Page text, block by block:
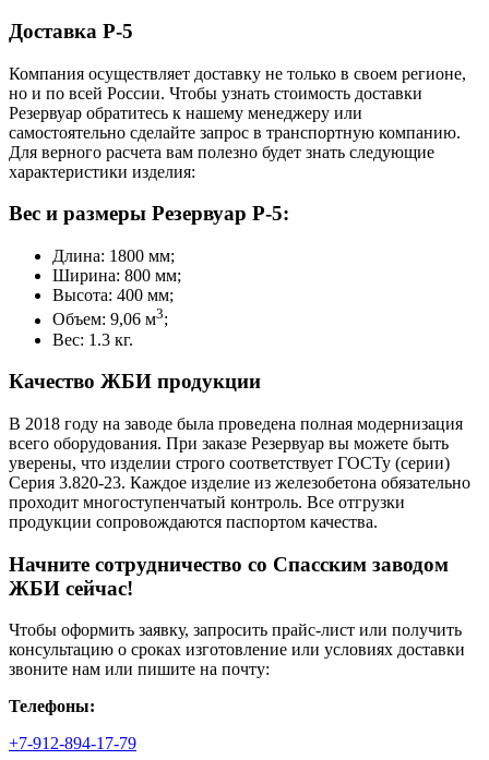
Доставка Р-5
Компания осуществляет доставку не только в своем регионе,
но и по всей России. Чтобы узнать стоимость доставки
Резервуар обратитесь к нашему менеджеру или
самостоятельно сделайте запрос в транспортную компанию.
Для верного расчета вам полезно будет знать следующие
характеристики изделия:
Вес и размеры Резервуар Р-5:
Длина: 1800 мм;
Ширина: 800 мм;
Высота: 400 мм;
Объем: 9,06 м3;
Вес: 1.3 кг.
Качество ЖБИ продукции
В 2018 году на заводе была проведена полная модернизация
всего оборудования. При заказе Резервуар вы можете быть
уверены, что изделии строго соответствует ГОСТу (серии)
Серия 3.820-23. Каждое изделие из железобетона обязательно
проходит многоступенчатый контроль. Все отгрузки
продукции сопровождаются паспортом качества.
Начните сотрудничество со Cпасским заводом
ЖБИ сейчас!
Чтобы оформить заявку, запросить прайс-лист или получить
консультацию о сроках изготовление или условиях доставки
звоните нам или пишите на почту:
Телефоны:
+7-912-894-17-79